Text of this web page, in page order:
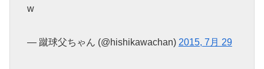
w
— 蹴球父ちゃん (@hishikawachan) 2015, 7月 29